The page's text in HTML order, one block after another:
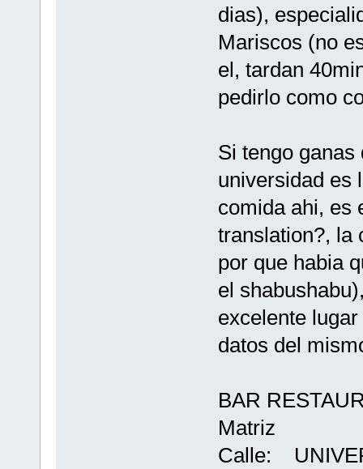
dias),
Mariscos (no
el, tardan
pedirlo como
Si tengo
universidad es
comida ahi, es
translation?, la
por que habia
el
excelente
datos del
BAR
Matriz
Calle: